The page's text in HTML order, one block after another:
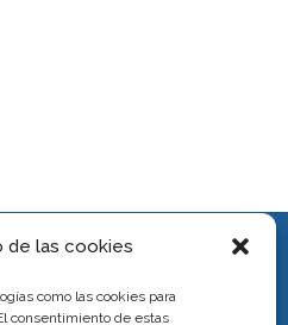
de las cookies
como las cookies para
consentimiento de estas